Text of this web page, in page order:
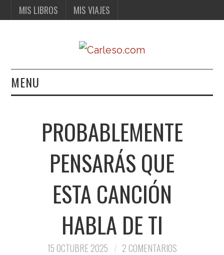
MIS LIBROS MIS VIAJES
MENU
MIS VIAJES
PROBABLEMENTE
PENSARÁS QUE
ESTA CANCIÓN
HABLA DE TI
15 OCTUBRE 2025 2 COMENTARIOS